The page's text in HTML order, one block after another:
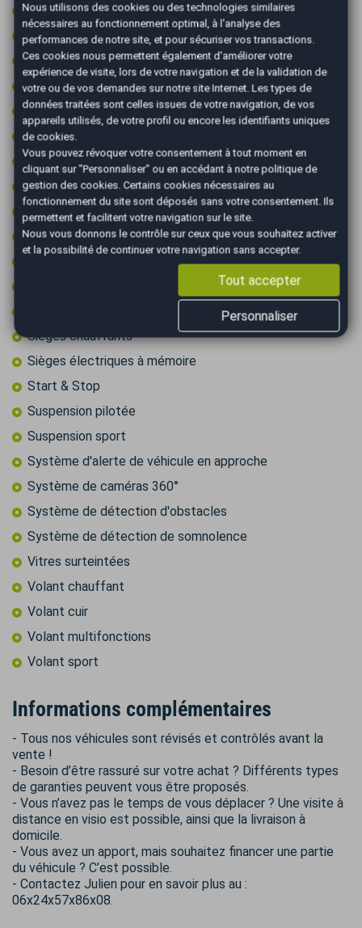
Palettes au volant
Phares directionnels
Prise 12v
Prise audio USB
Radar arrière de détection d'obstacles
Radar avant de détection d'obstacles
Reconnaissance des panneaux de signalisation
Régulateur de vitesse
Régulateur de vitesse adaptatif
Retroviseur intérieur électrochrome
Rétroviseurs dégivrants
Rétroviseurs rabattables électriquement
Sièges chauffants
Sièges électriques à mémoire
Start & Stop
Suspension pilotée
Suspension sport
Système d'alerte de véhicule en approche
Système de caméras 360°
Système de détection d'obstacles
Système de détection de somnolence
Vitres surteintées
Volant chauffant
Volant cuir
Volant multifonctions
Volant sport
Informations complémentaires
- Tous nos véhicules sont révisés et contrôlés avant la
vente !
- Besoin d’être rassuré sur votre achat ? Différents types
de garanties peuvent vous être proposés.
- Vous n’avez pas le temps de vous déplacer ? Une visite à
distance en visio est possible, ainsi que la livraison à
domicile.
- Vous avez un apport, mais souhaitez financer une partie
du véhicule ? C’est possible.
- Contactez Julien pour en savoir plus au :
06x24x57x86x08.
Nous utilisons des cookies ou des technologies similaires
nécessaires au fonctionnement optimal, à l'analyse des
performances de notre site, et pour sécuriser vos transactions.
Ces cookies nous permettent également d'améliorer votre
expérience de visite, lors de votre navigation et de la validation de
votre ou de vos demandes sur notre site Internet. Les types de
données traitées sont celles issues de votre navigation, de vos
appareils utilisés, de votre profil ou encore les identifiants uniques
de cookies.
Vous pouvez révoquer votre consentement à tout moment en
cliquant sur "Personnaliser" ou en accédant à notre politique de
gestion des cookies. Certains cookies nécessaires au
fonctionnement du site sont déposés sans votre consentement. Ils
permettent et facilitent votre navigation sur le site.
Nous vous donnons le contrôle sur ceux que vous souhaitez activer
et la possibilité de continuer votre navigation sans accepter.
Tout accepter
Personnaliser